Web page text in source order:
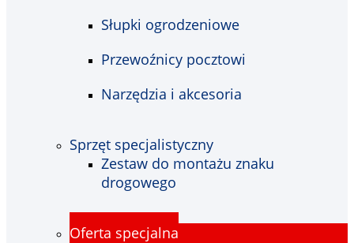
Słupki ogrodzeniowe
Przewoźnicy pocztowi
Narzędzia i akcesoria
Sprzęt specjalistyczny
Zestaw do montażu znaku
drogowego
Oferta specjalna